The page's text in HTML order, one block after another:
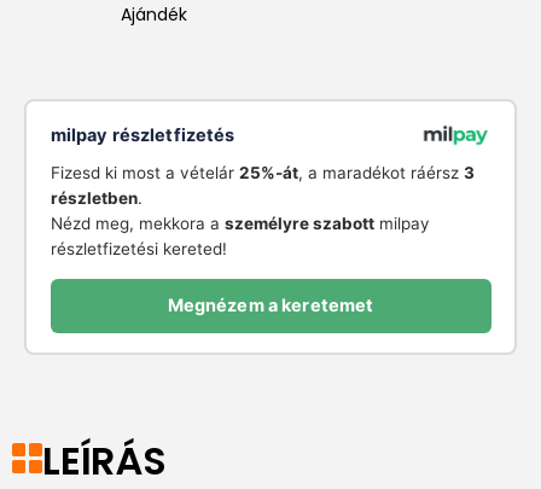
Ajándék
milpay részletfizetés
Fizesd ki most a vételár 25%-át, a maradékot ráérsz 3
részletben.
Nézd meg, mekkora a személyre szabottmilpay
részletfizetési kereted!
Megnézem a keretemet
LEÍRÁS